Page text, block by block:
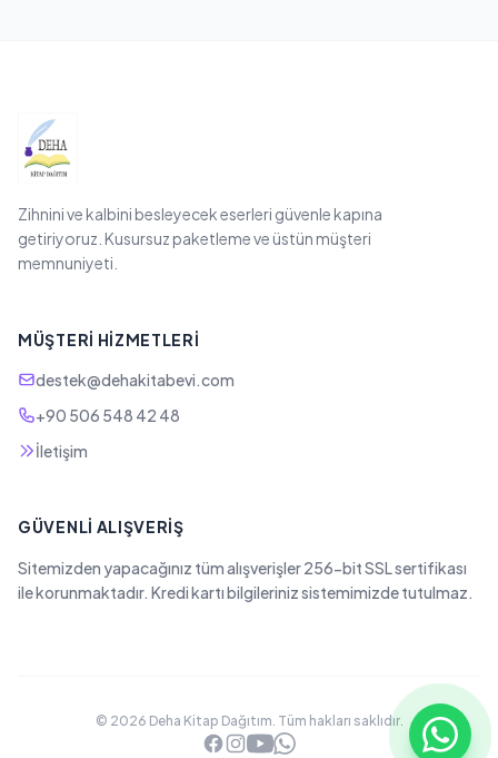
Zihnini ve kalbini besleyecek eserleri güvenle kapına
getiriyoruz. Kusursuz paketleme ve üstün müşteri
memnuniyeti.
MÜŞTERI HIZMETLERI
destek@dehakitabevi.com
+90 506 548 42 48
İletişim
GÜVENLI ALIŞVERIŞ
Sitemizden yapacağınız tüm alışverişler 256-bit SSL sertifikası
ile korunmaktadır. Kredi kartı bilgileriniz sistemimizde tutulmaz.
© 2026 Deha Kitap Dağıtım. Tüm hakları saklıdır.